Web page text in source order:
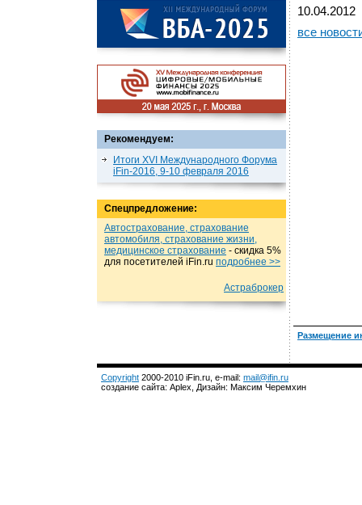
Рекомендуем:
Итоги XVI Международного Форума
iFin-2016, 9-10 февраля 2016
Спецпредложение:
Автострахование, страхование
автомобиля, страхование жизни,
медицинское страхование - cкидка 5%
для посетителей iFin.ru подробнеe >>
Астраброкер
10.04.2012
все
Размещение
Copyright 2000-2010 iFin.ru, e-mail: mail@ifin.ru
создание сайта: Aplex, Дизайн: Максим Черемхин